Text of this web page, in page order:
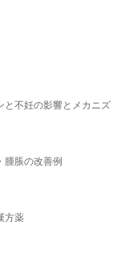
と不妊の影響とメカニズ
腫脹の改善例
方薬